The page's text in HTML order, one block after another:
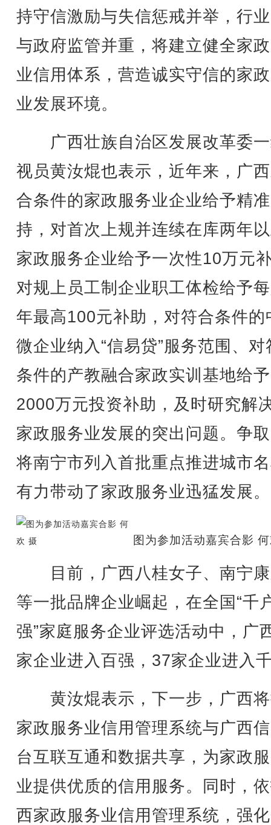
持守信激励与失信惩戒并举，行
与政府监管并重，将建立健全家
业信用体系，营造诚实守信的家
业发展环境。
广西壮族自治区发展改革委
视员黄汝焜也表示，近年来，广
合条件的家政服务业企业给予精
持，对首次上规并连续在库两年
家政服务企业给予一次性10万元
对规上员工制企业职工体检给予
年最高100元补助，对符合条件的
微企业纳入“信易贷”服务范围、对
条件的产教融合家政实训基地给
2000万元投资补助，及时研究解
家政服务业发展的突出问题。争
将南宁市列入首批重点推进城市
有力带动了家政服务业迅猛发展。
图为参加活动嘉宾合影
目前，广西八桂女子、南宁
等一批品牌企业崛起，在全国“千
强”家庭服务企业评选活动中，广
家企业进入百强，37家企业进入
黄汝焜表示，下一步，广西
家政服务业信用管理系统与广西
台互联互通和数据共享，为家政
业提供优质的信用服务。同时，
西家政服务业信用管理系统，强